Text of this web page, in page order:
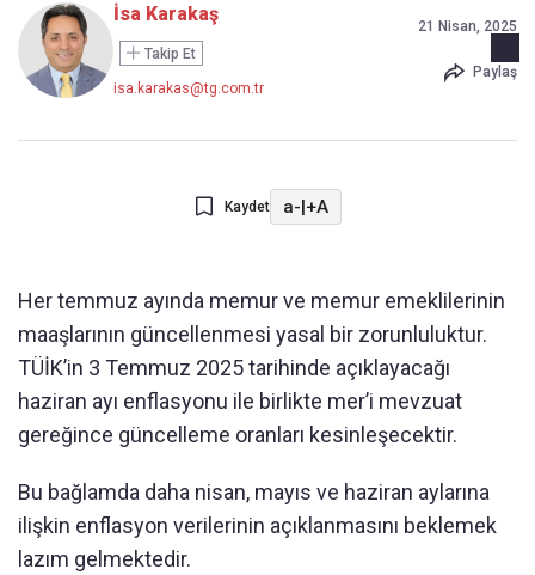
İsa Karakaş
Takip Et
isa.karakas@tg.com.tr
21 Nisan, 2025
Paylaş
Kaydet a-|+A
Her temmuz ayında memur ve memur emeklilerinin
maaşlarının güncellenmesi yasal bir zorunluluktur.
TÜİK’in 3 Temmuz 2025 tarihinde açıklayacağı
haziran ayı enflasyonu ile birlikte mer’i mevzuat
gereğince güncelleme oranları kesinleşecektir.
Bu bağlamda daha nisan, mayıs ve haziran aylarına
ilişkin enflasyon verilerinin açıklanmasını beklemek
lazım gelmektedir.